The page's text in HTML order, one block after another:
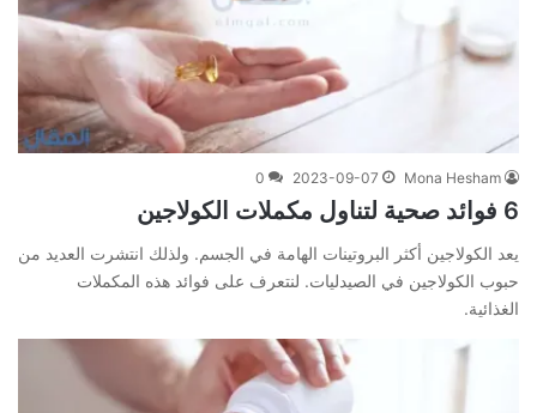
Mona Hesham
2023-09-07
0
6 فوائد صحية لتناول مكملات الكولاجين
يعد الكولاجين أكثر البروتينات الهامة في الجسم. ولذلك انتشرت العديد من
حبوب الكولاجين في الصيدليات. لنتعرف على فوائد هذه المكملات
الغذائية.